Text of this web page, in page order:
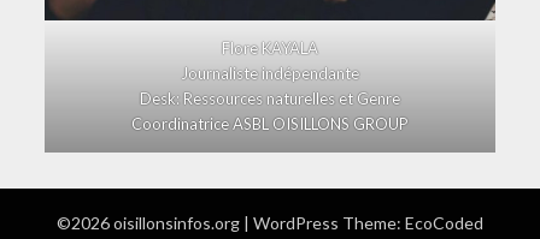
Flore KAYALA
Journaliste indépendante
Desk: Ressources naturelles et Genre
Coordinatrice ASBL OISILLONS GROUP
©2026 oisillonsinfos.org | WordPress Theme: EcoCoded